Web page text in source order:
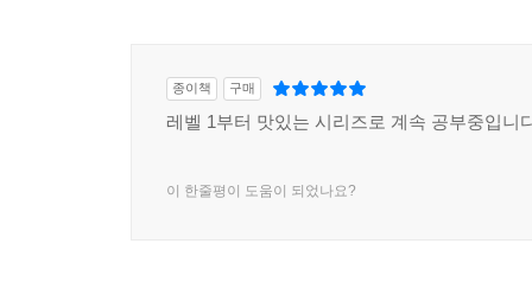
종이책 구매
레벨 1부터 맛있는 시리즈로 계속 공부중입니
이 한줄평이 도움이 되었나요?